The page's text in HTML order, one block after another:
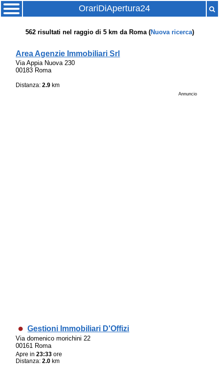
OrariDiApertura24
562risultati nel raggio di 5 km da Roma (Nuova ricerca)
Area Agenzie Immobiliari Srl
Via Appia Nuova 230
00183 Roma
Distanza:2.9 km
Annuncio
Gestioni Immobiliari D'Offizi
Via domenico morichini 22
00161 Roma
Apre in23:33 ore
Distanza:2.0 km